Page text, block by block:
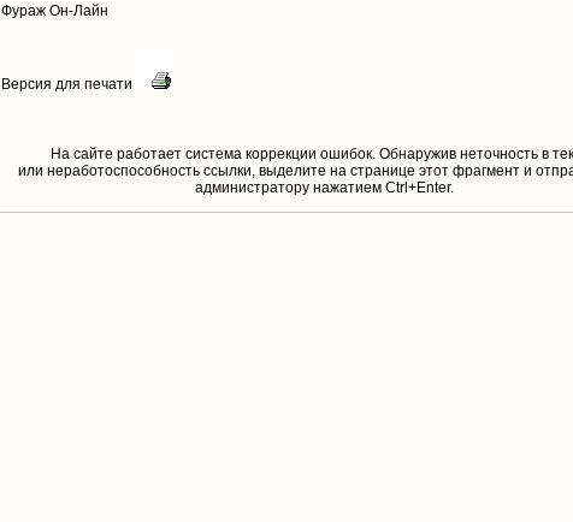
Фураж Он-Лайн
Версия для печати
На сайте работает система коррекции ошибок. Обнаружив неточность в
или неработоспособность ссылки, выделите на странице этот фрагмент и
aдминистратору нажатием Ctrl+Enter.